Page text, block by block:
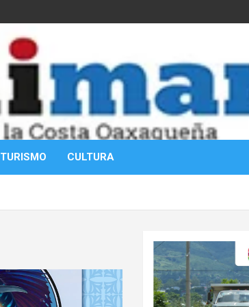
TURISMO CULTURA